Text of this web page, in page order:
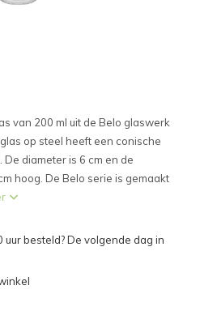
van 200 ml uit de Belo glaswerk
op steel heeft een conische
diameter is 6 cm en de
hoog. De Belo serie is gemaakt
besteld? De volgende dag in